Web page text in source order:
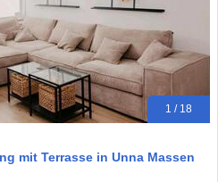
1 / 18
mit Terrasse in Unna Massen